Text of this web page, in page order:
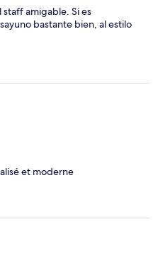
staff amigable. Si es
bastante bien, al estilo
et moderne